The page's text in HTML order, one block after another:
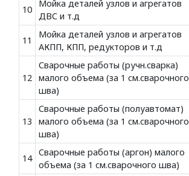
10
Мойка деталей узлов и агрегатов
ДВС и т.д
11
Мойка деталей узлов и агрегатов
АКПП, КПП, редукторов и т.д
12
Сварочные работы (ручн.сварка)
малого объема (за 1 см.сварочного
шва)
13
Сварочные работы (полуавтомат)
малого объема (за 1 см.сварочного
шва)
14
Сварочные работы (аргон) малого
объема (за 1 см.сварочного шва)